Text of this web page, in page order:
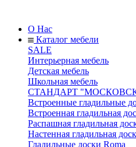
О Нас
Каталог мебели
SALE
Интерьерная мебель
Детская мебель
Школьная мебель
СТАНДАРТ
Встроенные гладильные
Встроенная гладильная
Распашная гладильная
Настенная гладильная
Гладильные доски Roma